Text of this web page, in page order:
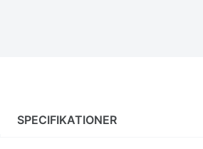
SPECIFIKATIONER